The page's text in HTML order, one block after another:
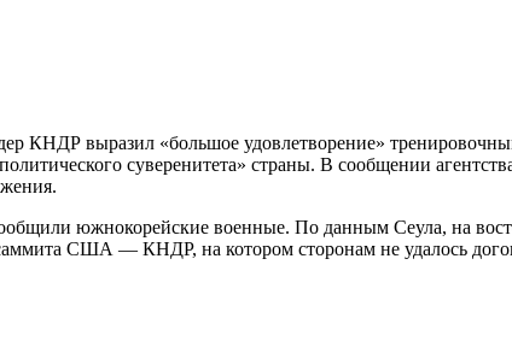
КНДР выразил «большое удовлетворение»
суверенитета» страны. В сообщении
южнокорейские военные. По данным Сеула, на
США — КНДР, на котором сторонам не удалось